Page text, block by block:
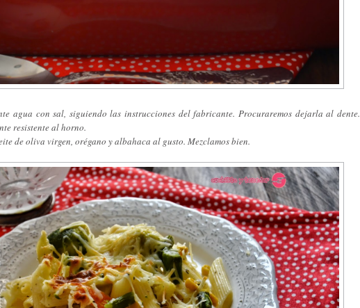
agua con sal, siguiendo las instrucciones del fabricante. Procuraremos dejarla al dente.
resistente al horno.
de oliva virgen, orégano y albahaca al gusto. Mezclamos bien.